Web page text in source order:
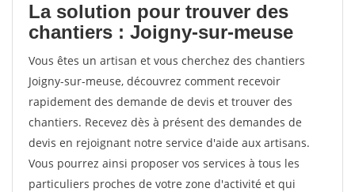
La solution pour trouver des
chantiers : Joigny-sur-meuse
Vous êtes un artisan et vous cherchez des chantiers
Joigny-sur-meuse, découvrez comment recevoir
rapidement des demande de devis et trouver des
chantiers. Recevez dès à présent des demandes de
devis en rejoignant notre service d'aide aux artisans.
Vous pourrez ainsi proposer vos services à tous les
particuliers proches de votre zone d'activité et qui